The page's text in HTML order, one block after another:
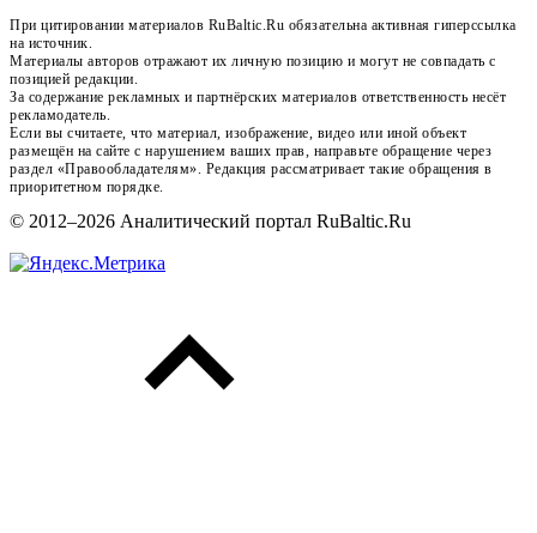
При цитировании материалов RuBaltic.Ru обязательна активная гиперссылка
на источник.
Материалы авторов отражают их личную позицию и могут не совпадать с
позицией редакции.
За содержание рекламных и партнёрских материалов ответственность несёт
рекламодатель.
Если вы считаете, что материал, изображение, видео или иной объект
размещён на сайте с нарушением ваших прав, направьте обращение через
раздел «Правообладателям». Редакция рассматривает такие обращения в
приоритетном порядке.
© 2012–2026 Аналитический портал RuBaltic.Ru